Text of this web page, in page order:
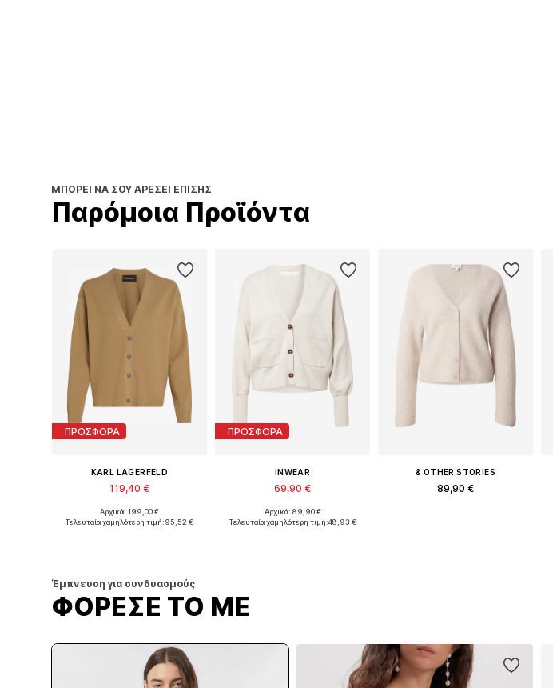
ΜΠΟΡΕΊ ΝΑ ΣΟΥ ΑΡΈΣΕΙ ΕΠΊΣΗΣ
Παρόμοια Προϊόντα
ΠΡΟΣΦΟΡΑ
KARL LAGERFELD
119,40 €
Διαθέσιμα μεγέθη: XS, S, M, L
Αρχικά: 199,00 €
Τελευταία χαμηλότερη τιμή:95,52 €
ΠΡΟΣΦΟΡΑ
INWEAR
69,90 €
Διαθέσιμα μεγέθη: XS-S, L-XL
Αρχικά: 89,90 €
Τελευταία χαμηλότερη τιμή:48,93 €
& OTHER STORIES
89,90 €
Έμπνευση για συνδυασμούς
ΦΟΡΕΣΕ ΤΟ ΜΕ